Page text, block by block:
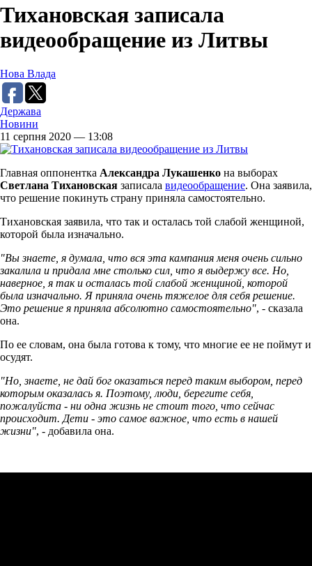
Тихановская записала
видеообращение из Литвы
Нова Влада
Держава
Новини
11 серпня 2020 — 13:08
Главная оппонентка Александра Лукашенко на выборах
Светлана Тихановская записала видеообращение. Она заявила,
что решение покинуть страну приняла самостоятельно.
Тихановская заявила, что так и осталась той слабой женщиной,
которой была изначально.
"Вы знаете, я думала, что вся эта кампания меня очень сильно
закалила и придала мне столько сил, что я выдержу все. Но,
наверное, я так и осталась той слабой женщиной, которой
была изначально. Я приняла очень тяжелое для себя решение.
Это решение я приняла абсолютно самостоятельно", - сказала
она.
По ее словам, она была готова к тому, что многие ее не поймут и
осудят.
"Но, знаете, не дай бог оказаться перед таким выбором, перед
которым оказалась я. Поэтому, люди, берегите себя,
пожалуйста - ни одна жизнь не стоит того, что сейчас
происходит. Дети - это самое важное, что есть в нашей
жизни", - добавила она.